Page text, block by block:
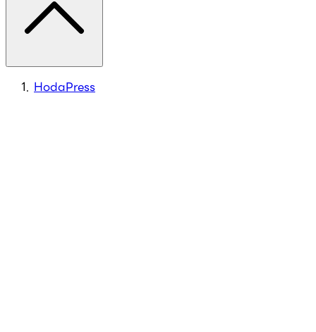
HodaPress